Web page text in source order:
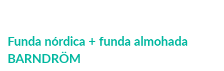
Funda nórdica + funda almohada
BARNDRÖM